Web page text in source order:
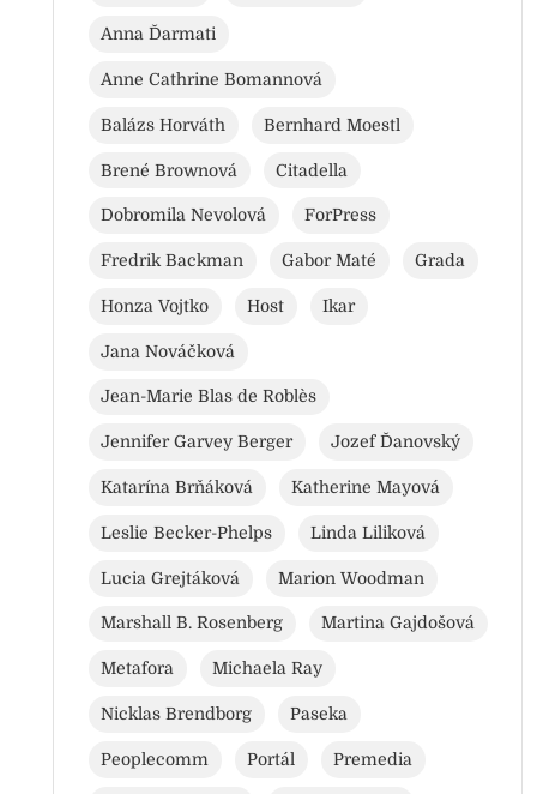
Anna Ďarmati
Anne Cathrine Bomannová
Balázs Horváth Bernhard Moestl
Brené Brownová Citadella
Dobromila Nevolová ForPress
Fredrik Backman Gabor Maté Grada
Honza Vojtko Host Ikar
Jana Nováčková
Jean-Marie Blas de Roblès
Jennifer Garvey Berger Jozef Ďanovský
Katarína Brňáková Katherine Mayová
Leslie Becker-Phelps Linda Liliková
Lucia Grejtáková Marion Woodman
Marshall B. Rosenberg Martina Gajdošová
Metafora Michaela Ray
Nicklas Brendborg Paseka
Peoplecomm Portál Premedia